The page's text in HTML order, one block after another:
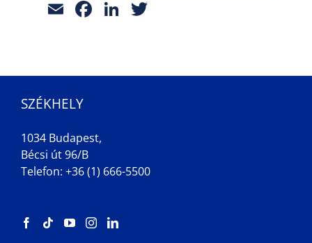
EmailFacebook
LinkedIn
SZÉKHELY
1034 Budapest,
Bécsi út 96/B
Telefon: +36 (1) 666-5500